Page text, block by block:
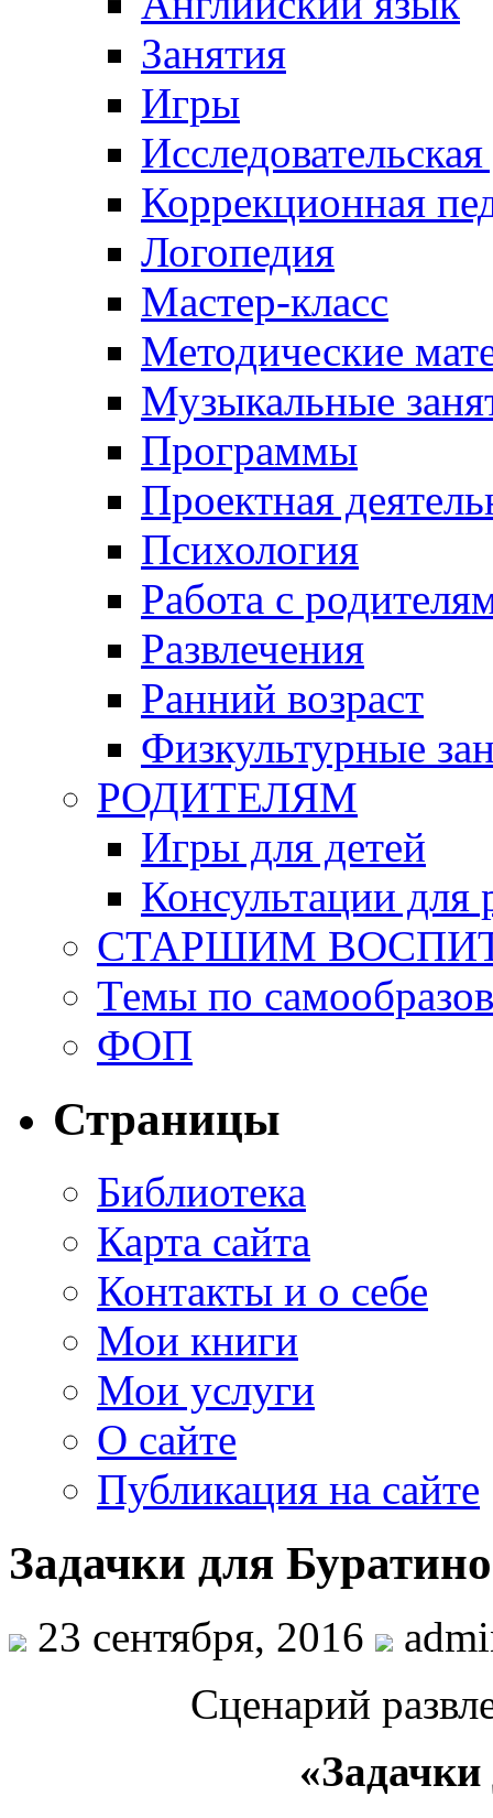
Занятия
Игры
Коррекционная
Логопедия
Мастер-класс
Методические
Музыкальные
Программы
Проектная
Психология
Работа с
Развлечения
Ранний возраст
Физкультурные
РОДИТЕЛЯМ
Игры для детей
Консультации для
СТАРШИМ
Темы по
ФОП
Страницы
Библиотека
Карта сайта
Контакты и о себе
Мои книги
Мои услуги
О сайте
Публикация на сайте
Задачки для Буратино
23 сентября, 2016
Сценарий